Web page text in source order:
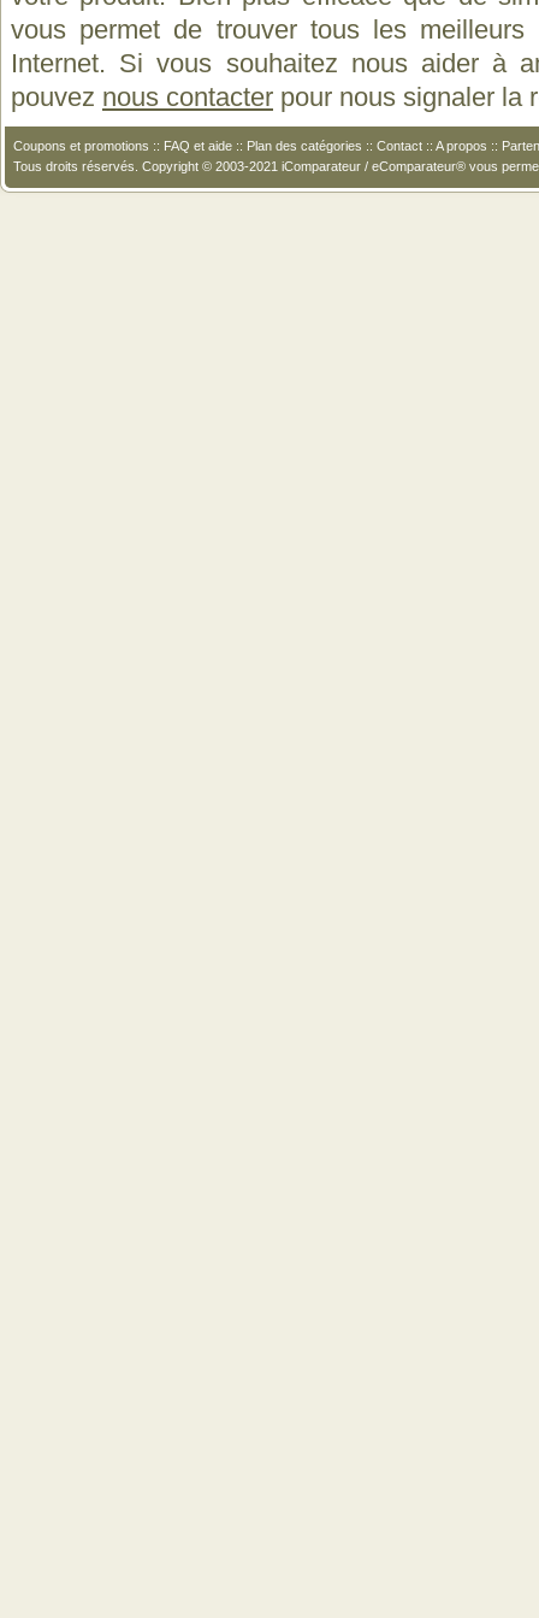
vous permet de trouver tous les
Internet. Si vous souhaitez nous aider à
pouvez nous contacter pour nous signaler la
Coupons et promotions :: FAQ et aide :: Plan des catégories :: Contact :: A propos ::
Tous droits réservés. Copyright © 2003-2021 iComparateur / eComparateur® vous